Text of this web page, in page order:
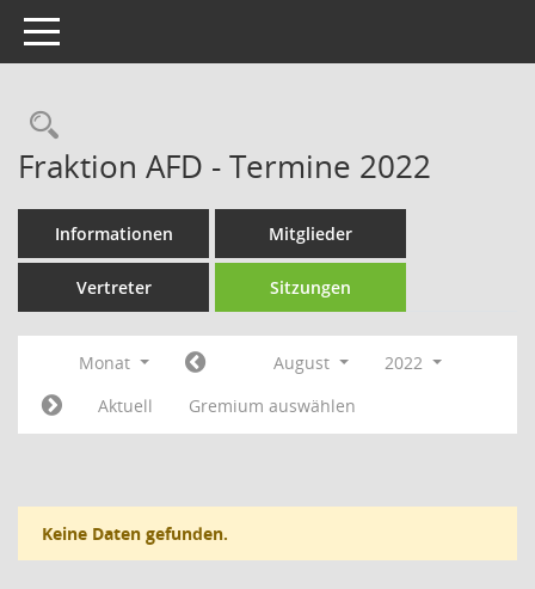
Toggle navigation
Rechercheauswahl
Fraktion AFD - Termine 2022
Informationen Mitglieder
Vertreter Sitzungen
Monat August
2022
Aktuell
Gremium auswählen
Keine Daten gefunden.